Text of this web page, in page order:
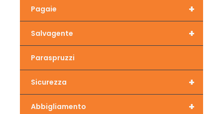
+
Pagaie
+
Salvagente
Paraspruzzi
+
Sicurezza
+
Abbigliamento